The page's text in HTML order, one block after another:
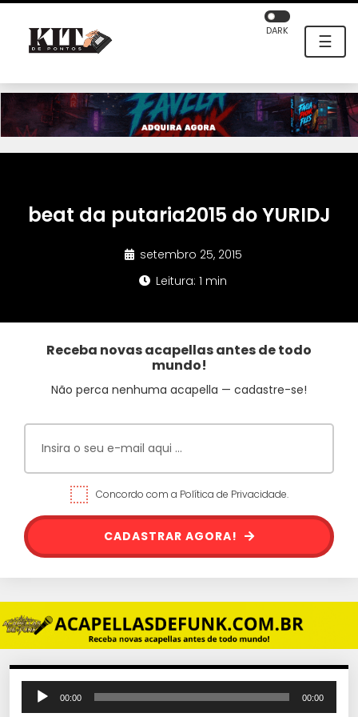
☰
DARK
beat da putaria2015 do YURIDJ
setembro 25, 2015
Leitura: 1 min
Receba novas acapellas antes de todo
mundo!
Não perca nenhuma acapella — cadastre-se!
Concordo com a Política de Privacidade.
CADASTRAR AGORA!
00:00 00:00